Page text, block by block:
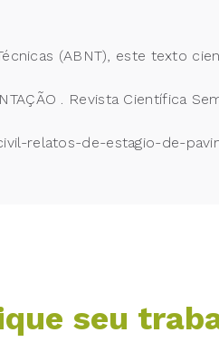
(ABNT), este texto
. Revista Científica
relatos-de-estagio-de-
seu